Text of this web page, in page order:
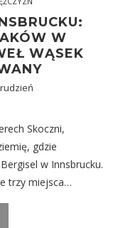
W
WĄSEK
Skoczni,
gdzie
w Innsbrucku.
trzy miejsca…